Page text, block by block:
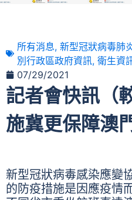
所有消息, 新型冠狀病毒肺
別行政區政府資訊, 衛生資
07/29/2021
記者會快訊（
施冀更保障澳
新型冠狀病毒感染應變
的防疫措施是因應疫情